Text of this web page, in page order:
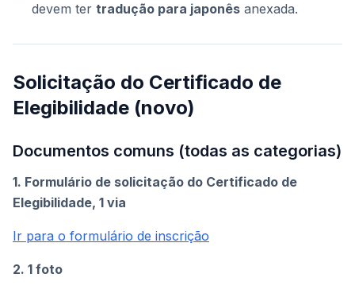
devem ter tradução para japonês anexada.
Solicitação do Certificado de
Elegibilidade (novo)
Documentos comuns (todas as categorias)
1. Formulário de solicitação do Certificado de
Elegibilidade, 1 via
Ir para o formulário de inscrição
2. 1 foto